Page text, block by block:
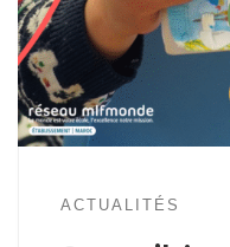
ACTUALITÉS